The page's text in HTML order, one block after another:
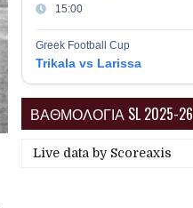
15:00
Greek Football Cup
Trikala vs Larissa
ΒΑΘΜΟΛΟΓΙΑ SL 2025-26
Live data by Scoreaxis